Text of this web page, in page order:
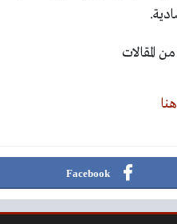
المقالات
Facebook